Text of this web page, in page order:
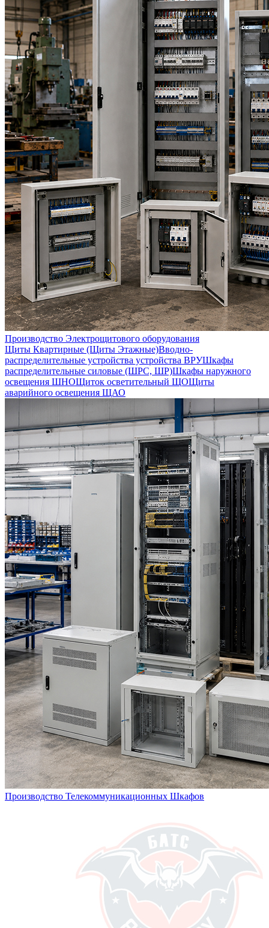
Производство Электрощитового оборудования
Щиты Квартирные (Щиты Этажные)Вводно-
распределительные устройства устройства ВРУШкафы
распределительные силовые (ШРС, ШР)Шкафы наружного
освещения ШНОЩиток осветительный ЩОЩиты
аварийного освещения ЩАО
Производство Телекоммуникационных Шкафов